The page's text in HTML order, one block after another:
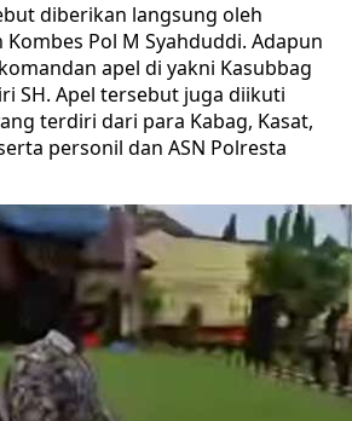
diberikan langsung oleh
Pol M Syahduddi. Adapun
apel di yakni Kasubbag
SH. Apel tersebut juga diikuti
terdiri dari para Kabag, Kasat,
personil dan ASN Polresta